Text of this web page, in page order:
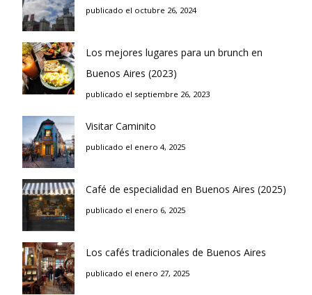
publicado el octubre 26, 2024
Los mejores lugares para un brunch en
Buenos Aires (2023)
publicado el septiembre 26, 2023
Visitar Caminito
publicado el enero 4, 2025
Café de especialidad en Buenos Aires (2025)
publicado el enero 6, 2025
Los cafés tradicionales de Buenos Aires
publicado el enero 27, 2025